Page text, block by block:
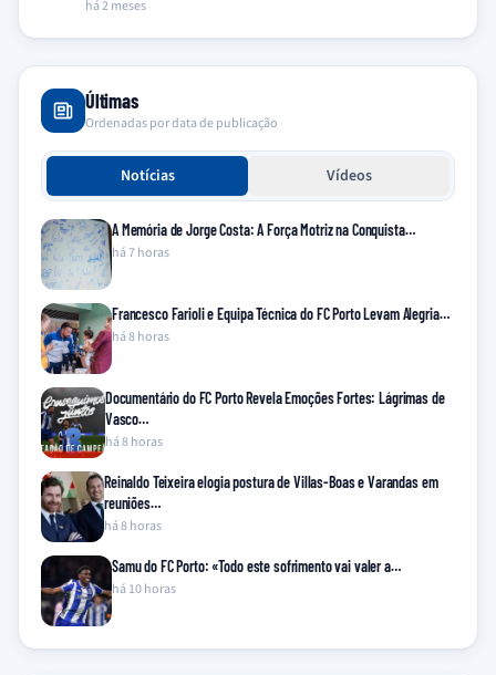
há 2 meses
Últimas
Ordenadas por data de publicação
Notícias Vídeos
A Memória de Jorge Costa: A Força Motriz na Conquista…
há 7 horas
Francesco Farioli e Equipa Técnica do FC Porto Levam Alegria…
há 8 horas
Documentário do FC Porto Revela Emoções Fortes: Lágrimas de
Vasco…
há 8 horas
Reinaldo Teixeira elogia postura de Villas-Boas e Varandas em
reuniões…
há 8 horas
Samu do FC Porto: «Todo este sofrimento vai valer a…
há 10 horas